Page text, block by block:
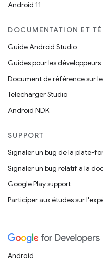
Android 11
DOCUMENTATION ET
Guide Android Studio
Guides pour les développeurs
Document de référence sur
Télécharger Studio
Android NDK
SUPPORT
Signaler un bug de la plate-
Signaler un bug relatif à la
Google Play support
Participer aux études sur
Android